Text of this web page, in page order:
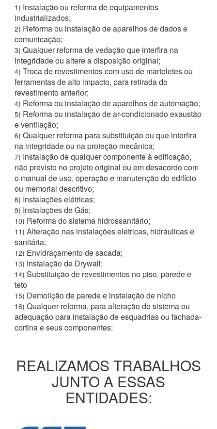
1) Instalação ou reforma de equipamentos
industrializados;
2) Reforma ou instalação de aparelhos de dados e
comunicação;
3) Qualquer reforma de vedação que interfira na
integridade ou altere a disposição original;
4) Troca de revestimentos com uso de marteletes ou
ferramentas de alto impacto, para retirada do
revestimento anterior;
4) Reforma ou instalação de aparelhos de automação;
5) Reforma ou instalação de ar-condicionado exaustão
e ventilação;
6) Qualquer reforma para substituição ou que interfira
na integridade ou na proteção mecânica;
7) Instalação de qualquer componente à edificação,
não previsto no projeto original ou em desacordo com
o manual de uso, operação e manutenção do edifício
ou memorial descritivo;
8) Instalações elétricas;
9) Instalações de Gás;
10) Reforma do sistema hidrossanitário;
11) Alteração nas instalações elétricas, hidráulicas e
sanitária;
12) Envidraçamento de sacada;
13) Instalação de Drywall;
14) Substituição de revestimentos no piso, parede e
teto
15) Demolição de parede e instalação de nicho
16) Qualquer reforma, para alteração do sistema ou
adequação para instalação de esquadrias ou fachada-
cortina e seus componentes;
REALIZAMOS TRABALHOS
JUNTO A ESSAS
ENTIDADES: